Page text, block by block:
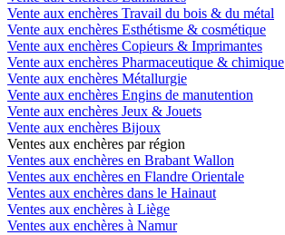
Vente aux enchères Travail du bois & du métal
Vente aux enchères Esthétisme & cosmétique
Vente aux enchères Copieurs & Imprimantes
Vente aux enchères Pharmaceutique & chimique
Vente aux enchères Métallurgie
Vente aux enchères Engins de manutention
Vente aux enchères Jeux & Jouets
Vente aux enchères Bijoux
Ventes aux enchères par région
Ventes aux enchères en Brabant Wallon
Ventes aux enchères en Flandre Orientale
Ventes aux enchères dans le Hainaut
Ventes aux enchères à Liège
Ventes aux enchères à Namur